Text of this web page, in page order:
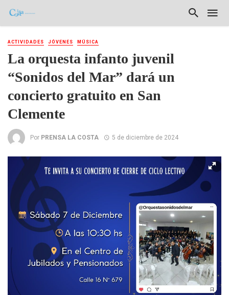
ACTIVIDADES JÓVENES MÚSICA
La orquesta infanto juvenil
“Sonidos del Mar” dará un
concierto gratuito en San
Clemente
Por PRENSA LA COSTA 5 de diciembre de 2024